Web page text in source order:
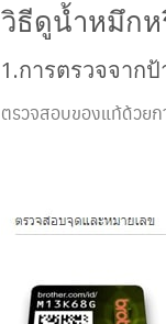
วิธีดูน้ำหมึกห
1.การตรวจจาก
ตรวจสอบของแท้ด้วยก